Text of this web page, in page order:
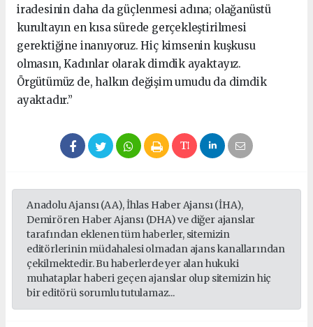
iradesinin daha da güçlenmesi adına; olağanüstü
kurultayın en kısa sürede gerçekleştirilmesi
gerektiğine inanıyoruz. Hiç kimsenin kuşkusu
olmasın, Kadınlar olarak dimdik ayaktayız.
Örgütümüz de, halkın değişim umudu da dimdik
ayaktadır.”
Anadolu Ajansı (AA), İhlas Haber Ajansı (İHA),
Demirören Haber Ajansı (DHA) ve diğer ajanslar
tarafından eklenen tüm haberler, sitemizin
editörlerinin müdahalesi olmadan ajans kanallarından
çekilmektedir. Bu haberlerde yer alan hukuki
muhataplar haberi geçen ajanslar olup sitemizin hiç
bir editörü sorumlu tutulamaz...